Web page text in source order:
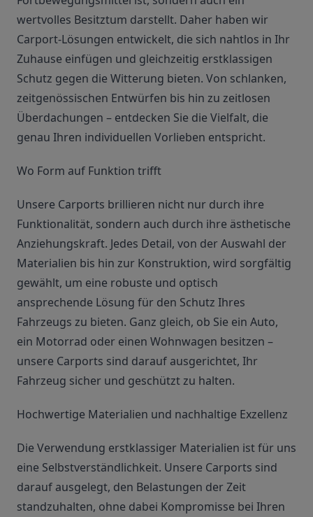
wertvolles Besitztum darstellt. Daher haben wir
Carport-Lösungen entwickelt, die sich nahtlos in Ihr
Zuhause einfügen und gleichzeitig erstklassigen
Schutz gegen die Witterung bieten. Von schlanken,
zeitgenössischen Entwürfen bis hin zu zeitlosen
Überdachungen – entdecken Sie die Vielfalt, die
genau Ihren individuellen Vorlieben entspricht.
Wo Form auf Funktion trifft
Unsere Carports brillieren nicht nur durch ihre
Funktionalität, sondern auch durch ihre ästhetische
Anziehungskraft. Jedes Detail, von der Auswahl der
Materialien bis hin zur Konstruktion, wird sorgfältig
gewählt, um eine robuste und optisch
ansprechende Lösung für den Schutz Ihres
Fahrzeugs zu bieten. Ganz gleich, ob Sie ein Auto,
ein Motorrad oder einen Wohnwagen besitzen –
unsere Carports sind darauf ausgerichtet, Ihr
Fahrzeug sicher und geschützt zu halten.
Hochwertige Materialien und nachhaltige Exzellenz
Die Verwendung erstklassiger Materialien ist für uns
eine Selbstverständlichkeit. Unsere Carports sind
darauf ausgelegt, den Belastungen der Zeit
standzuhalten, ohne dabei Kompromisse bei Ihren